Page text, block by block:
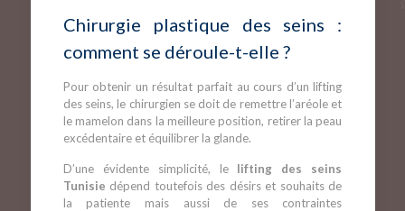
Chirurgie plastique des seins :
comment se déroule-t-elle ?
Pour obtenir un résultat parfait au cours d’un lifting
des seins, le chirurgien se doit de remettre l’aréole et
le mamelon dans la meilleure position, retirer la peau
excédentaire et équilibrer la glande.
D’une évidente simplicité, lelifting des seins
Tunisie dépend toutefois des désirs et souhaits de
la patiente mais aussi de ses contraintes